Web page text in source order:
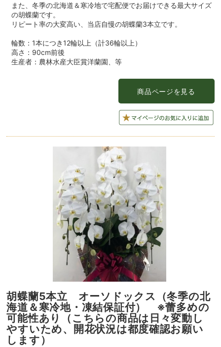
また、冬季の北海道＆寒冷地で宅配便でお届けできる最大サイズ
の胡蝶蘭です。
リピート率の大変高い、当店自慢の胡蝶蘭3本立です。
輪数：1本につき12輪以上（計36輪以上）
高さ：90cm前後
生産者：農林水産大臣賞洋蘭園、等
胡蝶蘭5本立 オーソドックス（冬季の北
海道＆寒冷地・凍結保証付） ※蕾多めの
可能性あり（こちらの商品は日々変動し
やすいため、開花状況は都度確認お願い
します）